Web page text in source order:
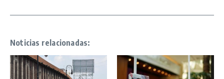
Noticias relacionadas: